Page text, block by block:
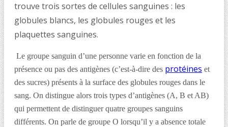
trouve trois sortes de cellules sanguines : les
globules blancs, les globules rouges et les
plaquettes sanguines.
Le groupe sanguin d’une personne varie en fonction de la
présence ou pas des antigènes (c’est-à-dire des protéines et
des sucres) présents à la surface des globules rouges dans le
sang. On distingue alors trois types d’antigènes (A, B et AB)
qui permettent de distinguer quatre groupes sanguins
différents. On parle de groupe O lorsqu’il y a absence totale